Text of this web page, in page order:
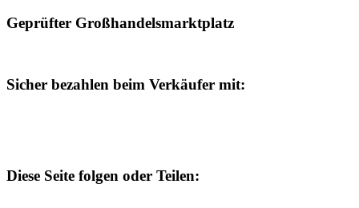
Geprüfter Großhandelsmarktplatz
Sicher bezahlen beim Verkäufer mit:
Diese Seite folgen oder Teilen: